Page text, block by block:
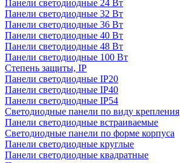
Панели светодиодные 24 Вт
Панели светодиодные 32 Вт
Панели светодиодные 36 Вт
Панели светодиодные 40 Вт
Панели светодиодные 48 Вт
Панели светодиодные 100 Вт
Степень защиты, IP
Панели светодиодные IP20
Панели светодиодные IP40
Панели светодиодные IP54
Светодиодные панели по виду крепления
Панели светодиодные встраиваемые
Светодиодные панели по форме корпуса
Панели светодиодные круглые
Панели светодиодные квадратные